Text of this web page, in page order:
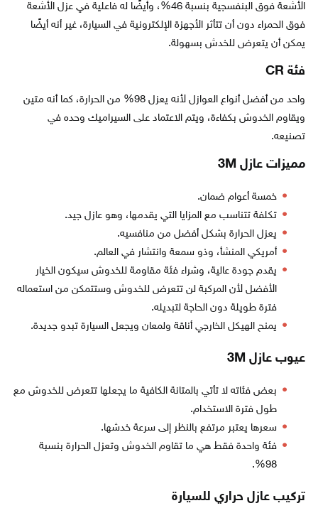
الأشعة فوق البنفسجية بنسبة 46%، وأيضًا له فاعلية في عزل الأشعة
فوق الحمراء دون أن تتأثر الأجهزة الإلكترونية في السيارة، غير أنه أيضًا
يمكن أن يتعرض للخدش بسهولة.
فئة CR
واحد من أفضل أنواع العوازل لأنه يعزل 98% من الحرارة، كما أنه متين
ويقاوم الخدوش بكفاءة، ويتم الاعتماد على السيراميك وحده في
تصنيعه.
مميزات عازل 3M
خمسة أعوام ضمان.
تكلفة تتناسب مع المزايا التي يقدمها، وهو عازل جيد.
يعزل الحرارة بشكل أفضل من منافسيه.
أمريكي المنشأ، وذو سمعة وانتشار في العالم.
يقدم جودة عالية، وشراء فئة مقاومة للخدوش سيكون الخيار
الأفضل لأن المركبة لن تتعرض للخدوش وستتمكن من استعماله
فترة طويلة دون الحاجة لتبديله.
يمنح الهيكل الخارجي أناقة ولمعان ويجعل السيارة تبدو جديدة.
عيوب عازل 3M
بعض فئاته لا تأتي بالمتانة الكافية ما يجعلها تتعرض للخدوش مع
طول فترة الاستخدام.
سعرها يعتبر مرتفع بالنظر إلى سرعة خدشها.
فئة واحدة فقط هي ما تقاوم الخدوش وتعزل الحرارة بنسبة
98%.
تركيب عازل حراري للسيارة